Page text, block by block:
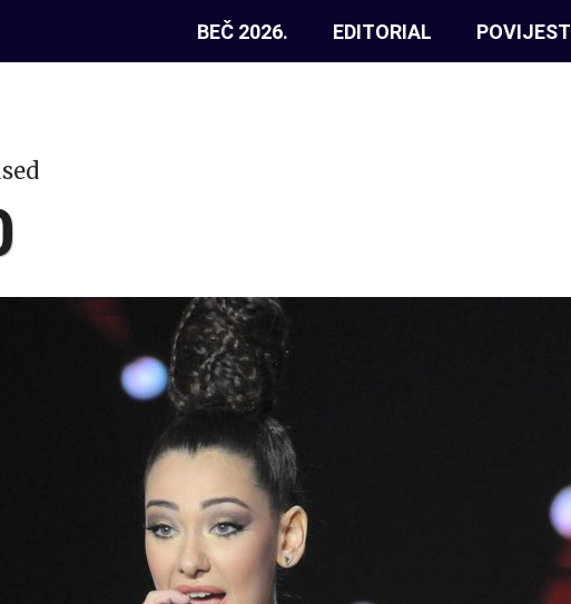
BEČ 2026. EDITORIAL POVIJEST